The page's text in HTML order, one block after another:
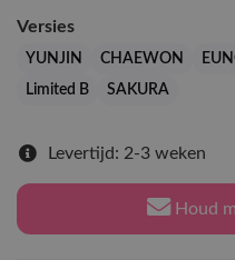
Versies
YUNJIN CHAEWON
Limited B
SAKURA
Levertijd: 2-3 weken
Houd